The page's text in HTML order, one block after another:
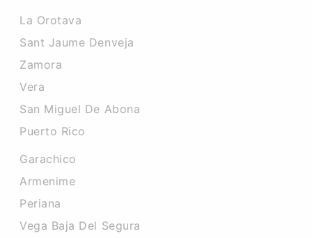
La Orotava
Sant Jaume Denveja
Zamora
Vera
San Miguel De Abona
Puerto Rico
Garachico
Armenime
Periana
Vega Baja Del Segura